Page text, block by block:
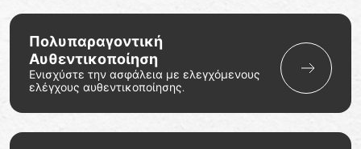
Πολυπαραγοντική
Αυθεντικοποίηση
Ενισχύστε την ασφάλεια με ελεγχόμενους
ελέγχους αυθεντικοποίησης.